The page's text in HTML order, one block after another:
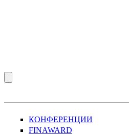
КОНФЕРЕНЦИИ
FINAWARD